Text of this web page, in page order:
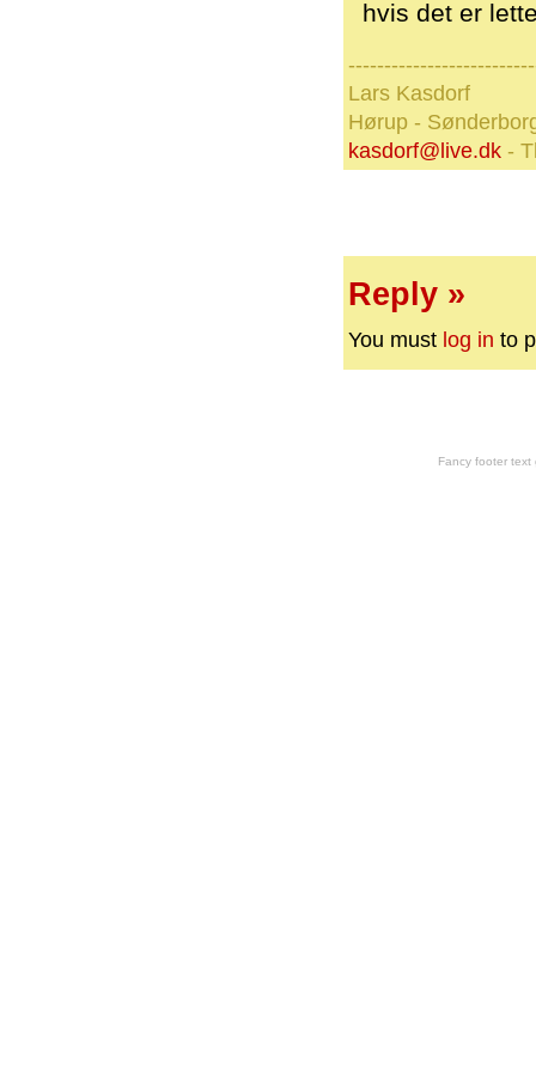
hvis det er
Lars Kasdorf
Hørup -
kasdorf@live.dk -
Reply »
You must log in to
Fancy footer